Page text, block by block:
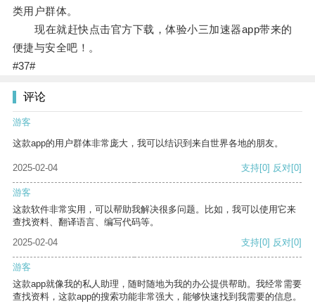
类用户群体。
现在就赶快点击官方下载，体验小三加速器app带来的
便捷与安全吧！。
#37#
评论
游客
这款app的用户群体非常庞大，我可以结识到来自世界各地的朋友。
2025-02-04 支持[0] 反对[0]
游客
这款软件非常实用，可以帮助我解决很多问题。比如，我可以使用它来
查找资料、翻译语言、编写代码等。
2025-02-04
支持[0] 反对[0]
游客
这款app就像我的私人助理，随时随地为我的办公提供帮助。我经常需要
查找资料，这款app的搜索功能非常强大，能够快速找到我需要的信息。